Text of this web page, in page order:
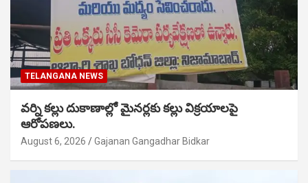
TELANGANA NEWS
వర్ని కల్లు దుకాణాల్లో మైనర్లకు కల్లు విక్రయాలపై
ఆరోపణలు.
August 6, 2026 Gajanan Gangadhar Bidkar